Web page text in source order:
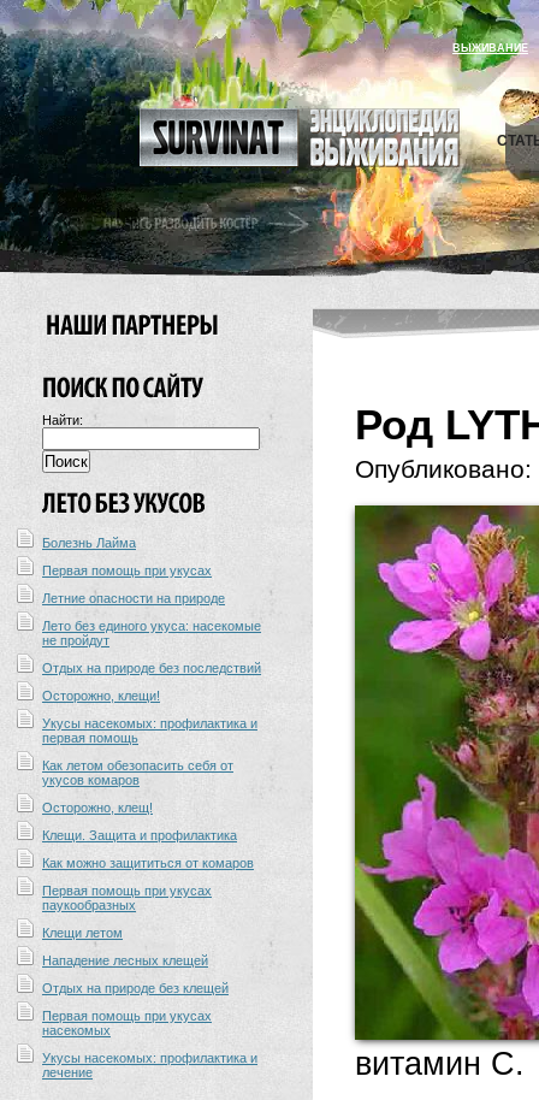
ВЫЖИВАНИЕ
Найти:
Болезнь Лайма
Первая помощь при укусах
Летние опасности на природе
Лето без единого укуса: насекомые
не пройдут
Отдых на природе без последствий
Осторожно, клещи!
Укусы насекомых: профилактика и
первая помощь
Как летом обезопасить себя от
укусов комаров
Осторожно, клещ!
Клещи. Защита и профилактика
Как можно защититься от комаров
Первая помощь при укусах
паукообразных
Клещи летом
Нападение лесных клещей
Отдых на природе без клещей
Первая помощь при укусах
насекомых
Укусы насекомых: профилактика и
лечение
Род
Опубликовано:
витамин С.